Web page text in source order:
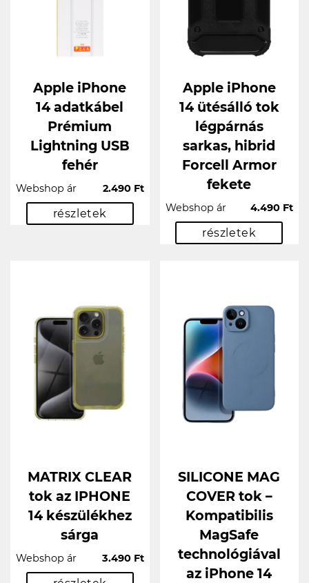
Apple iPhone
14 adatkábel
Prémium
Lightning USB
fehér
Webshop ár 2.490 Ft
részletek
Apple iPhone
14 ütésálló tok
légpárnás
sarkas, hibrid
Forcell Armor
fekete
Webshop ár 4.490 Ft
részletek
MATRIX CLEAR
tok az IPHONE
14 készülékhez
sárga
Webshop ár 3.490 Ft
SILICONE MAG
COVER tok –
Kompatibilis
MagSafe
technológiával
az iPhone 14